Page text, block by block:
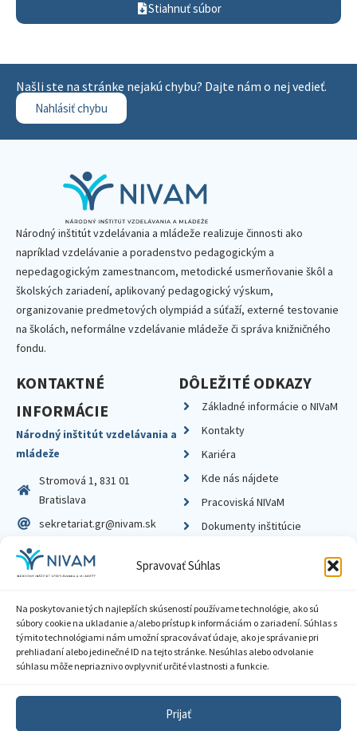
Spravovať Súhlas
Na poskytovanie tých najlepších skúseností používame technológie, ako sú
súbory cookie na ukladanie a/alebo prístup k informáciám o zariadení. Súhlas s
týmito technológiami nám umožní spracovávať údaje, ako je správanie pri
prehliadaní alebo jedinečné ID na tejto stránke. Nesúhlas alebo odvolanie
súhlasu môže nepriaznivo ovplyvniť určité vlastnosti a funkcie.
Prijať
Stiahnuť súbor
Našli ste na stránke nejakú chybu? Dajte nám o nej vedieť.
Nahlásiť chybu
Národný inštitút vzdelávania a mládeže realizuje činnosti ako
napríklad vzdelávanie a poradenstvo pedagogickým a
nepedagogickým zamestnancom, metodické usmerňovanie škôl a
školských zariadení, aplikovaný pedagogický výskum,
organizovanie predmetových olympiád a súťaží, externé testovanie
na školách, neformálne vzdelávanie mládeže či správa knižničného
fondu.
KONTAKTNÉ
INFORMÁCIE
Národný inštitút vzdelávania a
mládeže
Stromová 1, 831 01
Bratislava
sekretariat.gr@nivam.sk
IČO: 00164348
DIČ: 2020798714
DÔLEŽITÉ ODKAZY
Základné informácie o NIVaM
Kontakty
Kariéra
Kde nás nájdete
Pracoviská NIVaM
Dokumenty inštitúcie
Zásady ochrany súkromia
Sprístupnenie informácií